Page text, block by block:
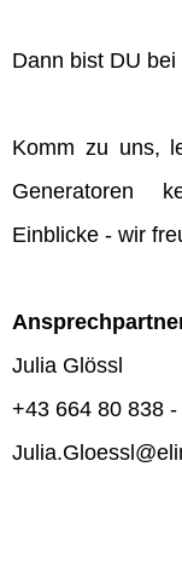
Dann bist DU
Komm zu uns,
Generatoren
Einblicke - wir
Julia Glössl
+43 664 80 838